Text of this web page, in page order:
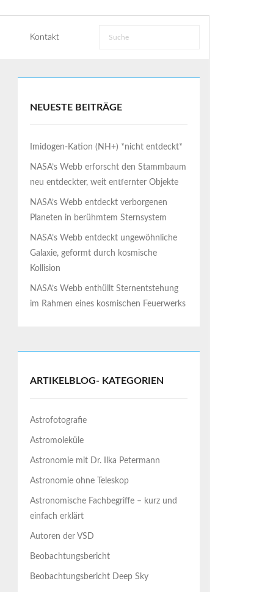
Kontakt
NEUESTE BEITRÄGE
Imidogen-Kation (NH+) *nicht entdeckt*
NASA’s Webb erforscht den Stammbaum
neu entdeckter, weit entfernter Objekte
NASA’s Webb entdeckt verborgenen
Planeten in berühmtem Sternsystem
NASA’s Webb entdeckt ungewöhnliche
Galaxie, geformt durch kosmische
Kollision
NASA’s Webb enthüllt Sternentstehung
im Rahmen eines kosmischen Feuerwerks
ARTIKELBLOG- KATEGORIEN
Astrofotografie
Astromoleküle
Astronomie mit Dr. Ilka Petermann
Astronomie ohne Teleskop
Astronomische Fachbegriffe – kurz und
einfach erklärt
Autoren der VSD
Beobachtungsbericht
Beobachtungsbericht Deep Sky